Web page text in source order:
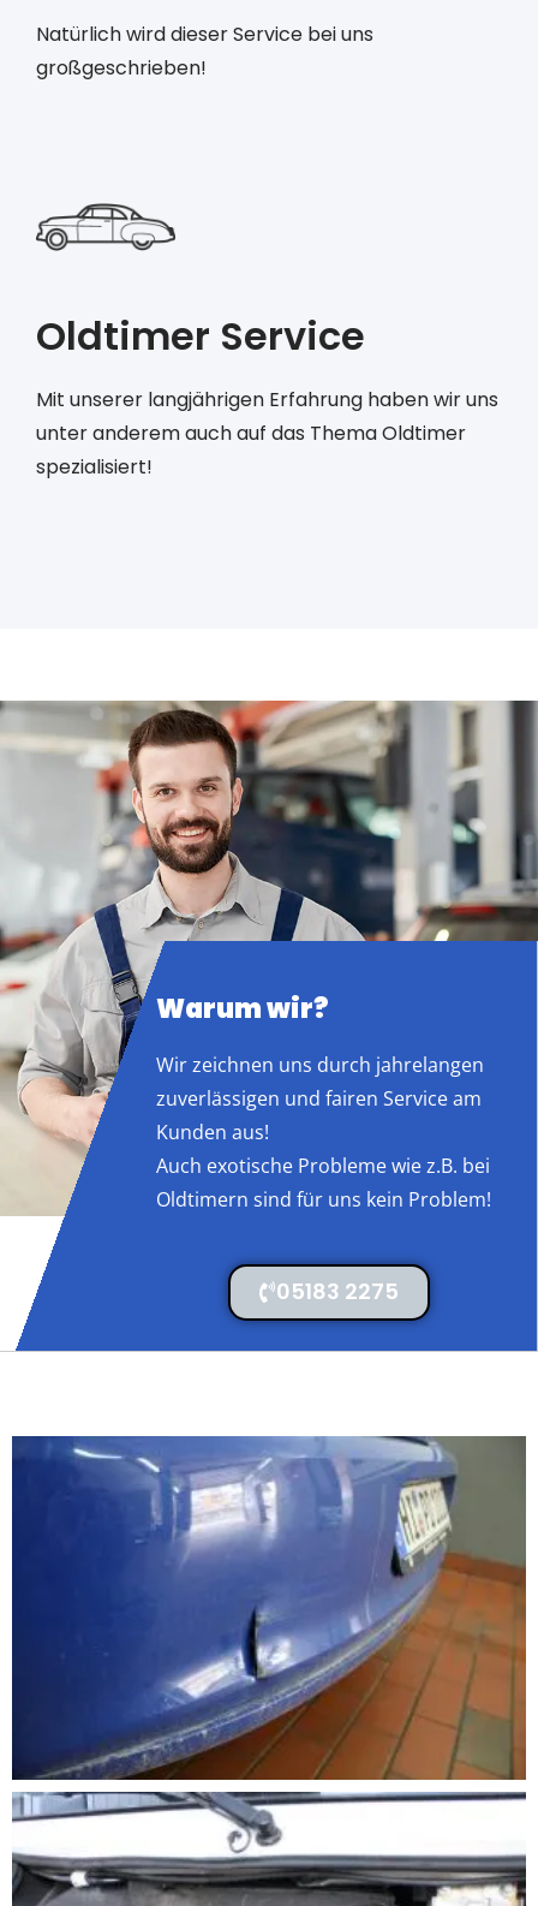
Natürlich wird dieser Service bei uns
großgeschrieben!
Oldtimer Service
Mit unserer langjährigen Erfahrung haben wir uns
unter anderem auch auf das Thema Oldtimer
spezialisiert!
Warum wir?
Wir zeichnen uns durch jahrelangen
zuverlässigen und fairen Service am
Kunden aus!
Auch exotische Probleme wie z.B. bei
Oldtimern sind für uns kein Problem!
05183 2275